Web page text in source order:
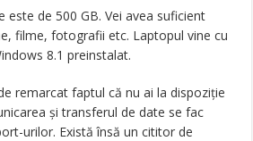
este de 500 GB. Vei avea suficient
filme, fotografii etc. Laptopul vine cu
8.1 preinstalat.
remarcat faptul că nu ai la dispoziție
și transferul de date se fac
urilor. Există însă un cititor de